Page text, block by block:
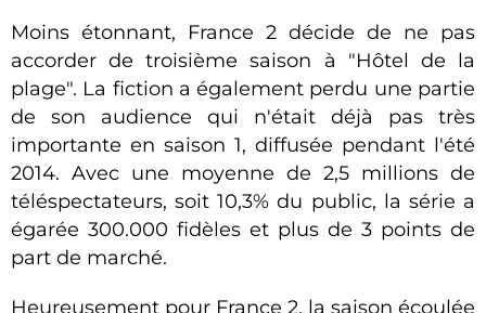
Moins étonnant, France 2 décide de ne pas
accorder de troisième saison à "Hôtel de la
plage". La fiction a également perdu une partie
de son audience qui n'était déjà pas très
importante en saison 1, diffusée pendant l'été
2014. Avec une moyenne de 2,5 millions de
téléspectateurs, soit 10,3% du public, la série a
égarée 300.000 fidèles et plus de 3 points de
part de marché.
Heureusement pour France 2, la saison écoulée